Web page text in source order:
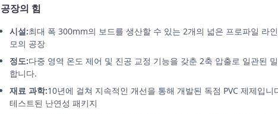
공장의 힘
시설:최대 폭 300mm의 보드를 생산할 수 있는 2개의 넓은 프로파일 라
모의 공장
정도:다중 영역 온도 제어 및 진공 교정 기능을 갖춘 2축 압출로 일관된
합니다.
재료 과학:10년에 걸쳐 지속적인 개선을 통해 개발된 독점 PVC 제제입
테스트된 난연성 패키지